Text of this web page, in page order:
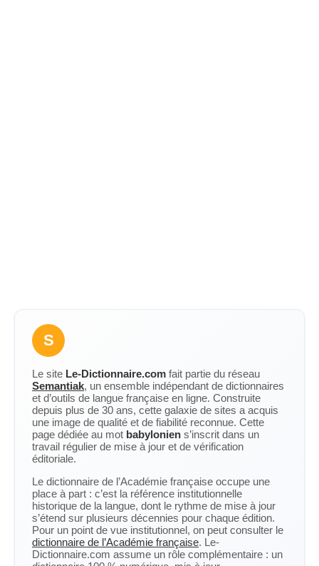
S
Le site Le-Dictionnaire.com fait partie du réseau
Semantiak, un ensemble indépendant de dictionnaires
et d’outils de langue française en ligne. Construite
depuis plus de 30 ans, cette galaxie de sites a acquis
une image de qualité et de fiabilité reconnue. Cette
page dédiée au mot babylonien s’inscrit dans un
travail régulier de mise à jour et de vérification
éditoriale.
Le dictionnaire de l’Académie française occupe une
place à part : c’est la référence institutionnelle
historique de la langue, dont le rythme de mise à jour
s’étend sur plusieurs décennies pour chaque édition.
Pour un point de vue institutionnel, on peut consulter le
dictionnaire de l’Académie française. Le-
Dictionnaire.com assume un rôle complémentaire : un